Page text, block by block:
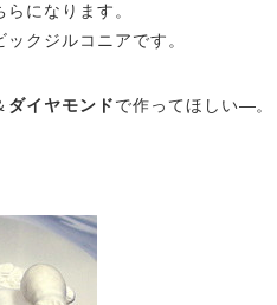
になります。
クジルコニアです。
ダイヤモンドで作ってほしい—。